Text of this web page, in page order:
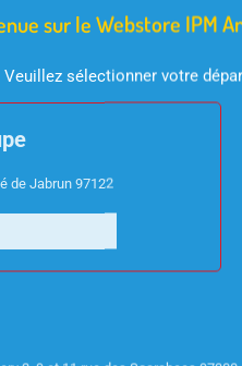
sur le Webstore IPM
Veuillez sélectionner votre
de Jabrun 97122